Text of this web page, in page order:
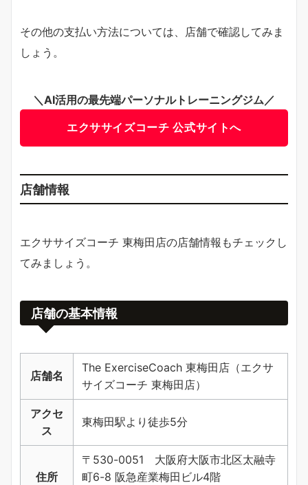
その他の支払い方法については、店舗で確認してみま
しょう。
＼AI活用の最先端パーソナルトレーニングジム／
エクササイズコーチ 公式サイトへ
店舗情報
エクササイズコーチ 東梅田店の店舗情報もチェックし
てみましょう。
店舗の基本情報
店舗名
The ExerciseCoach 東梅田店（エクサ
サイズコーチ 東梅田店）
アクセ
ス
東梅田駅より徒歩5分
住所
〒530-0051 大阪府大阪市北区太融寺
町6-8 阪急産業梅田ビル4階